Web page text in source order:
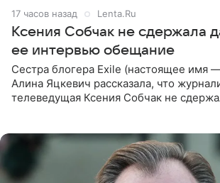
17 часов назад Lenta.Ru
Ксения Собчак не сдержала
ее интервью обещание
Сестра блогера Exile (настоящее имя
Алина Яцкевич рассказала, что
телеведущая Ксения Собчак не